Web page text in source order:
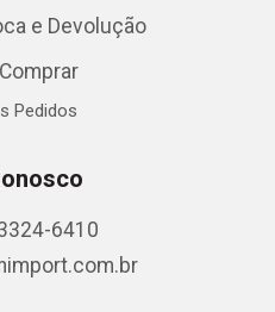
e Devolução
Pedidos
6410